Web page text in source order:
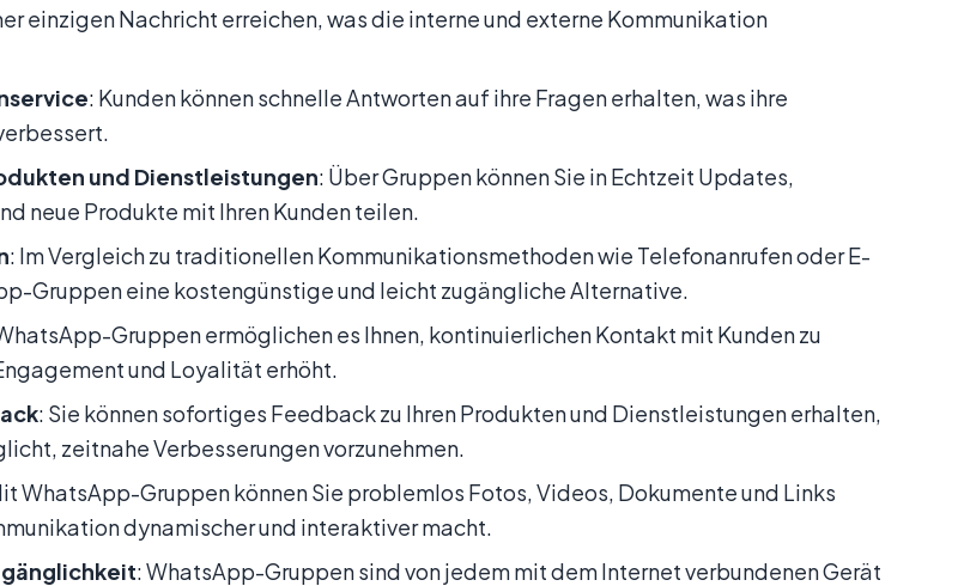
einzigen Nachricht erreichen, was die interne und externe Kommunikation
: Kunden können schnelle Antworten auf ihre Fragen erhalten, was ihre
und Dienstleistungen: Über Gruppen können Sie in Echtzeit Updates,
neue Produkte mit Ihren Kunden teilen.
: Im Vergleich zu traditionellen Kommunikationsmethoden wie Telefonanrufen oder E-
Gruppen eine kostengünstige und leicht zugängliche Alternative.
Gruppen ermöglichen es Ihnen, kontinuierlichen Kontakt mit Kunden zu
und Loyalität erhöht.
: Sie können sofortiges Feedback zu Ihren Produkten und Dienstleistungen erhalten,
zeitnahe Verbesserungen vorzunehmen.
WhatsApp-Gruppen können Sie problemlos Fotos, Videos, Dokumente und Links
dynamischer und interaktiver macht.
: WhatsApp-Gruppen sind von jedem mit dem Internet verbundenen Gerät